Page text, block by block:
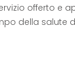
offerto e
della salute